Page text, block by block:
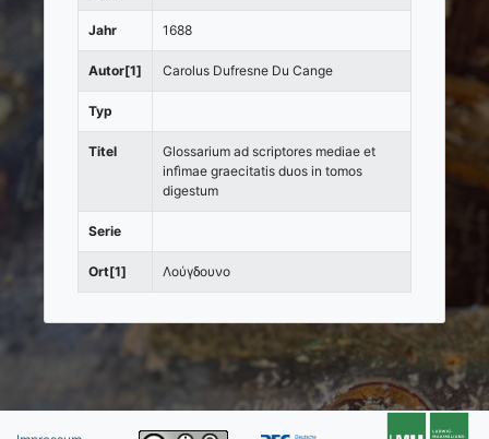
Jahr 1688
Autor[1] Carolus Dufresne Du Cange
Typ
Titel
Glossarium ad scriptores mediae et
infìmae graecitatis duos in tomos
digestum
Serie
Ort[1] Λούγδουνο